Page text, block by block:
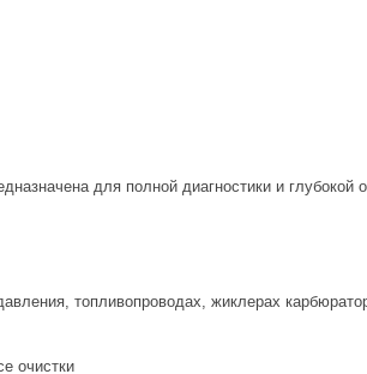
для полной диагностики и глубокой
топливопроводах, жиклерах
очистки